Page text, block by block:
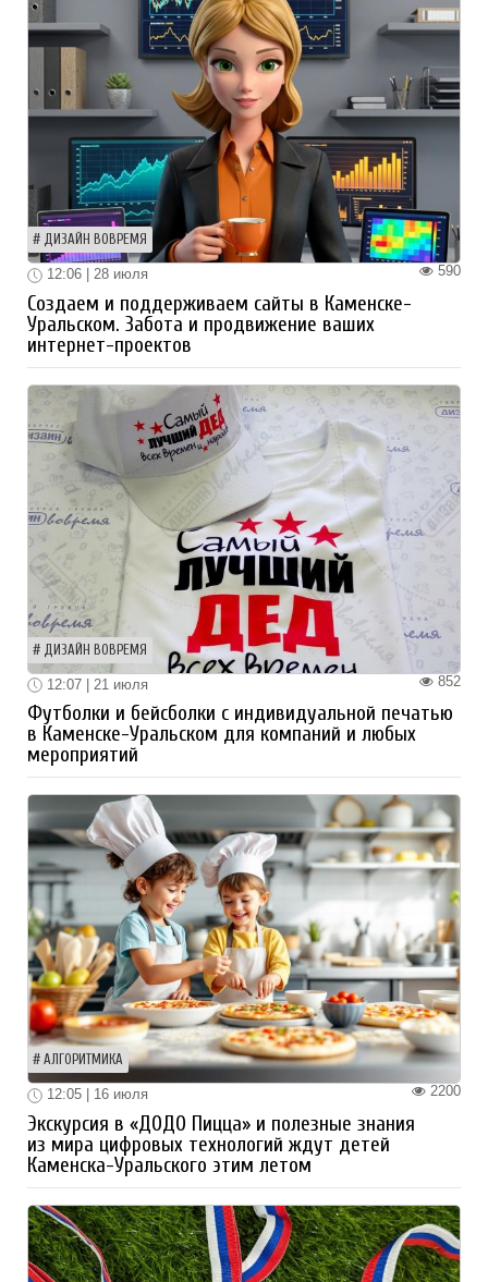
ДИЗАЙН ВОВРЕМЯ
590
12:06 | 28 июля
Создаем и поддерживаем сайты в Каменске-
Уральском. Забота и продвижение ваших
интернет-проектов
ДИЗАЙН ВОВРЕМЯ
852
12:07 | 21 июля
Футболки и бейсболки с индивидуальной печатью
в Каменске-Уральском для компаний и любых
мероприятий
АЛГОРИТМИКА
2200
12:05 | 16 июля
Экскурсия в «ДОДО Пицца» и полезные знания
из мира цифровых технологий ждут детей
Каменска-Уральского этим летом